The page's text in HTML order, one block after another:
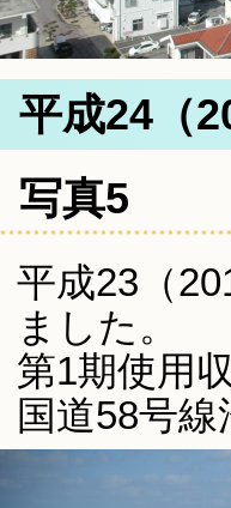
平成24（
写真5
平成23（
ました。
第1期使用
国道58号